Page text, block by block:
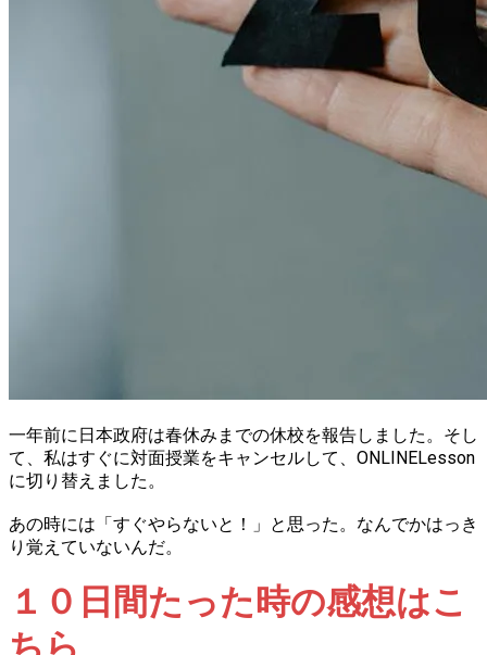
一年前に日本政府は春休みまでの休校を報告しました。そし
て、 私はすぐに対面授業をキャンセルして、ONLINELesson
に切り替えました。
あの時には「すぐやらないと！」と思った。なんでかはっき
り覚えていないんだ。
１０日間たった時の感想はこ
ちら